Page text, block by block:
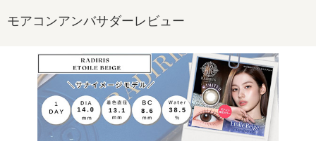
モアコンアンバサダーレビュー